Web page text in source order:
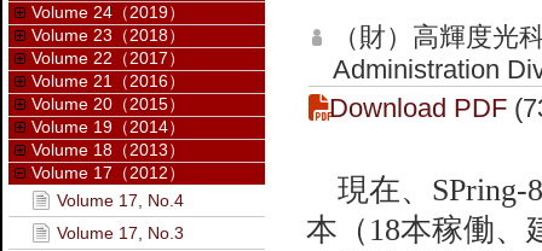
（財）高輝度
Administration
Download PDF
現在、SPring-
本（18本稼働
Volume 24（2019）
Volume 23（2018）
Volume 22（2017）
Volume 21（2016）
Volume 20（2015）
Volume 19（2014）
Volume 18（2013）
Volume 17（2012）
Volume 17, No.4
Volume 17, No.3